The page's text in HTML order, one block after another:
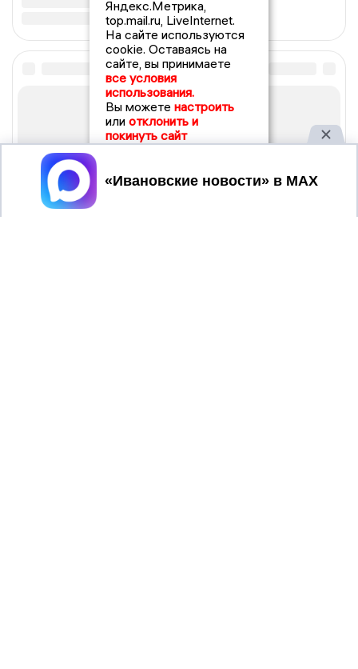
Яндекс.Метрика,
top.mail.ru, LiveInternet.
На сайте используются
cookie. Оставаясь на
сайте, вы принимаете
все условия
использования.
Вы можете настроить
или отклонить и
покинуть сайт
Принять